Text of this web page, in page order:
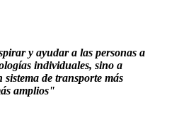
y ayudar a las personas a
individuales, sino a
de transporte más
amplios"